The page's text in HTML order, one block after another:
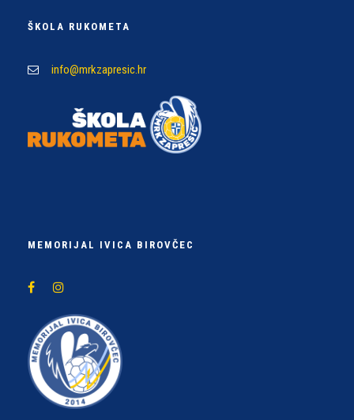
ŠKOLA RUKOMETA
info@mrkzapresic.hr
MEMORIJAL IVICA BIROVČEC